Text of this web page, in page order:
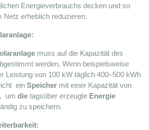
Energieverbrauchs decken und so
Netz erheblich reduzieren.
muss auf die Kapazität des
werden. Wenn beispielsweise
Leistung von 100 kW täglich 400–500 kWh
ein Speicher mit einer Kapazität von
, um die tagsüber erzeugte Energie
zu speichern.